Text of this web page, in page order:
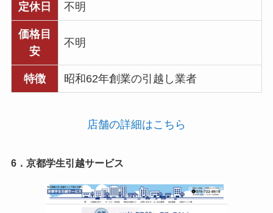
定休日 不明
価格目
安
不明
特徴 昭和62年創業の引越し業者
店舗の詳細はこちら
6．京都学生引越サービス